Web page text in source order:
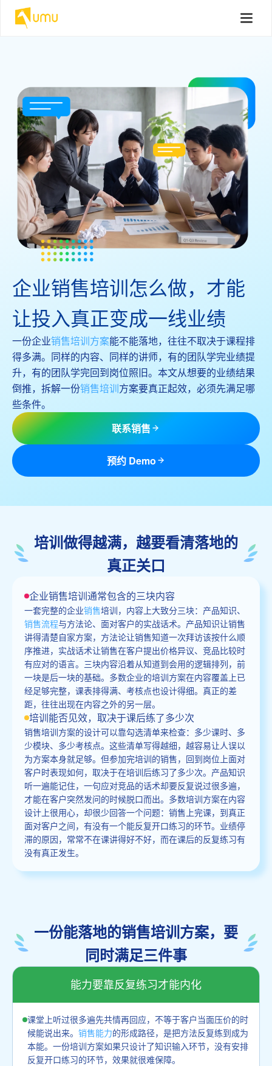
企业销售培训怎么做，才能
让投入真正变成一线业绩
一份企业销售培训方案能不能落地，往往不取决于课程排
得多满。同样的内容、同样的讲师，有的团队学完业绩提
升，有的团队学完回到岗位照旧。本文从想要的业绩结果
倒推，拆解一份销售培训方案要真正起效，必须先满足哪
些条件。
联系销售
预约 Demo
培训做得越满，越要看清落地的
真正关口
企业销售培训通常包含的三块内容
一套完整的企业销售培训，内容上大致分三块：产品知识、
销售流程与方法论、面对客户的实战话术。产品知识让销售
讲得清楚自家方案，方法论让销售知道一次拜访该按什么顺
序推进，实战话术让销售在客户提出价格异议、竞品比较时
有应对的语言。三块内容沿着从知道到会用的逻辑排列，前
一块是后一块的基础。多数企业的培训方案在内容覆盖上已
经足够完整，课表排得满、考核点也设计得细。真正的差
距，往往出现在内容之外的另一层。
培训能否见效，取决于课后练了多少次
销售培训方案的设计可以靠勾选清单来检查：多少课时、多
少模块、多少考核点。这些清单写得越细，越容易让人误以
为方案本身就足够。但参加完培训的销售，回到岗位上面对
客户时表现如何，取决于在培训后练习了多少次。产品知识
听一遍能记住，一句应对竞品的话术却要反复说过很多遍，
才能在客户突然发问的时候脱口而出。多数培训方案在内容
设计上很用心，却很少回答一个问题：销售上完课，到真正
面对客户之间，有没有一个能反复开口练习的环节。业绩停
滞的原因，常常不在课讲得好不好，而在课后的反复练习有
没有真正发生。
一份能落地的销售培训方案，要
同时满足三件事
能力要靠反复练习才能内化
课堂上听过很多遍先共情再回应，不等于客户当面压价的时
候能说出来。 销售能力的形成路径，是把方法反复练到成为
本能。一份培训方案如果只设计了知识输入环节，没有安排
反复开口练习的环节，效果就很难保障。